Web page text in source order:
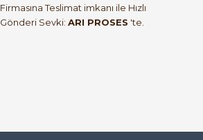
Firmasına Teslimat imkanı ile Hızlı
Gönderi Sevki: ARI PROSES 'te.